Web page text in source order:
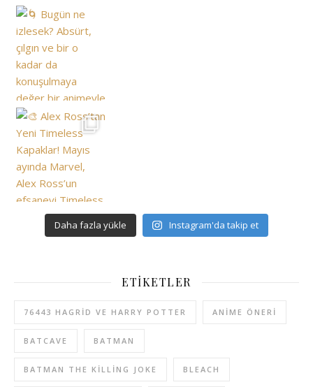
Daha fazla yükle Instagram'da takip et
ETIKETLER
76443 HAGRID VE HARRY POTTER ANIME ÖNERI
BATCAVE BATMAN
BATMAN THE KILLING JOKE BLEACH